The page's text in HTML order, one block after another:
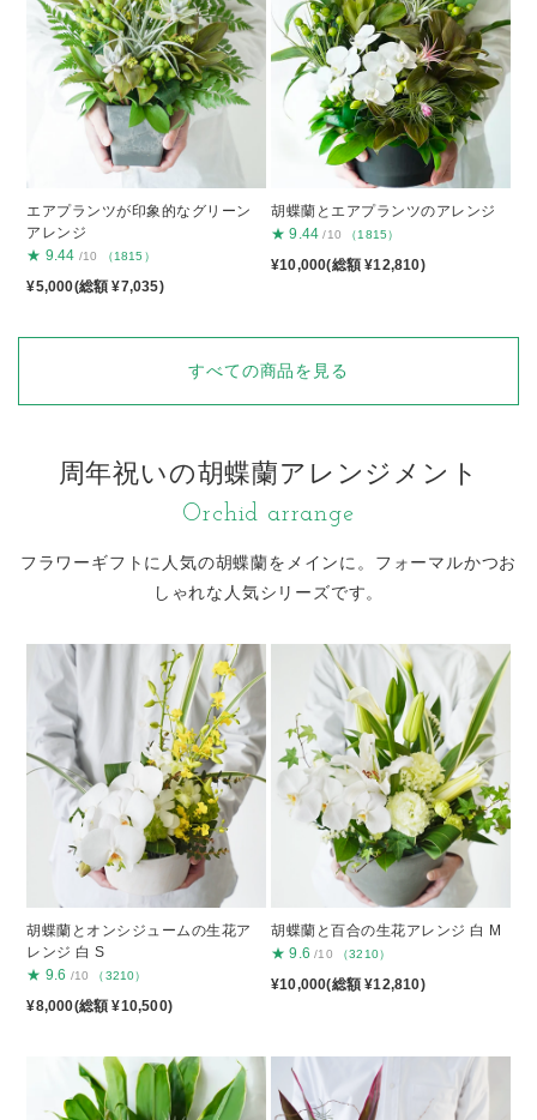
エアプランツが印象的なグリーン
アレンジ
★ 9.44 /10 （1815）
¥5,000(総額 ¥7,035)
胡蝶蘭とエアプランツのアレンジ
★ 9.44 /10 （1815）
¥10,000(総額 ¥12,810)
すべての商品を見る
周年祝いの胡蝶蘭アレンジメント
Orchid arrange
フラワーギフトに人気の胡蝶蘭をメインに。 フォーマルかつお
しゃれな人気シリーズです。
胡蝶蘭とオンシジュームの生花ア
レンジ 白 S
★ 9.6 /10 （3210）
¥8,000(総額 ¥10,500)
胡蝶蘭と百合の生花アレンジ 白 M
★ 9.6 /10 （3210）
¥10,000(総額 ¥12,810)